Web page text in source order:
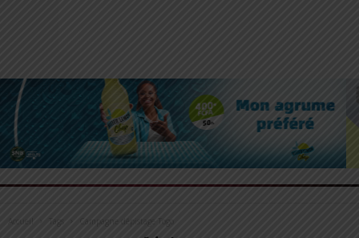
Tags Campagne dépistage Togo